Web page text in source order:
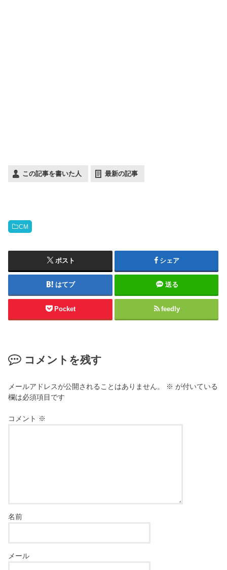
この記事を書いた人 最新の記事
CM
ポスト シェア
はてブ 送る
Pocket feedly
コメントを残す
メールアドレスが公開されることはありません。 ※ が付いている
欄は必須項目です
コメント ※
名前
メール